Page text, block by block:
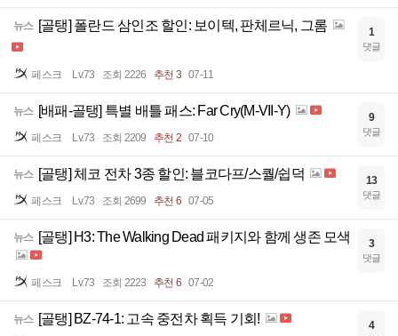
뉴스 [골탱] 폴란드 삼인조 할인: 보이텍, 판체르닉, 그롬
페스크 Lv.73 조회 2226 추천 3 07-11
1
댓글
뉴스 [배패-골탱] 특별 배틀 패스: Far Cry(M-VII-Y)
페스크 Lv.73 조회 2209 추천 2 07-10
9
댓글
뉴스 [골탱] 체코 전차 3종 할인: 블코다프/스퀄/쉽덕
페스크 Lv.73 조회 2699 추천 6 07-05
13
댓글
뉴스 [골탱] H3: The Walking Dead 패키지와 함께 생존 모색
페스크 Lv.73 조회 2223 추천 6 07-02
3
댓글
뉴스 [골탱] BZ-74-1: 고속 중전차 획득 기회! 4